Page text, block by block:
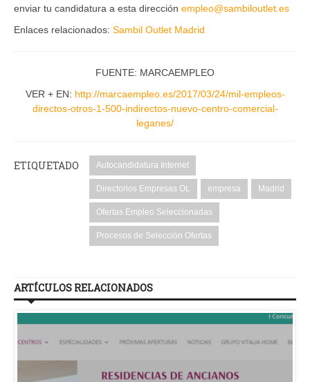
enviar tu candidatura a esta dirección empleo@sambiloutlet.es
Enlaces relacionados: Sambil Outlet Madrid
FUENTE: MARCAEMPLEO
VER + EN: http://marcaempleo.es/2017/03/24/mil-empleos-
directos-otros-1-500-indirectos-nuevo-centro-comercial-
leganes/
ETIQUETADO Autocandidatura Internet
Directorios Empresas OL empresa Madrid
Ofertas Empleo Seleccionadas
Procesos de Selección Ofertas
ARTÍCULOS RELACIONADOS